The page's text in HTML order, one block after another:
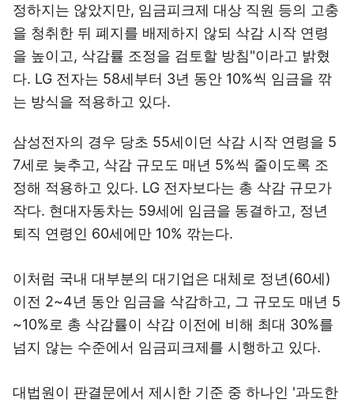
정하지는 않았지만, 임금피크제 대상 직원 등의 고충
을 청취한 뒤 폐지를 배제하지 않되 삭감 시작 연령
을 높이고, 삭감률 조정을 검토할 방침"이라고 밝혔
다. LG 전자는 58세부터 3년 동안 10%씩 임금을 깎
는 방식을 적용하고 있다.
삼성전자의 경우 당초 55세이던 삭감 시작 연령을 5
7세로 늦추고, 삭감 규모도 매년 5%씩 줄이도록 조
정해 적용하고 있다. LG 전자보다는 총 삭감 규모가
작다. 현대자동차는 59세에 임금을 동결하고, 정년
퇴직 연령인 60세에만 10% 깎는다.
이처럼 국내 대부분의 대기업은 대체로 정년(60세)
이전 2~4년 동안 임금을 삭감하고, 그 규모도 매년 5
~10%로 총 삭감률이 삭감 이전에 비해 최대 30%를
넘지 않는 수준에서 임금피크제를 시행하고 있다.
대법원이 판결문에서 제시한 기준 중 하나인 '과도한